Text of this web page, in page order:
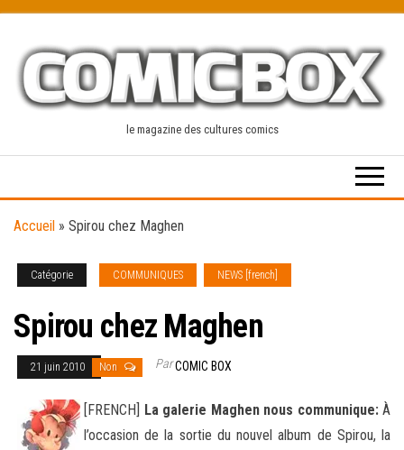
content
le magazine des cultures comics
Accueil » Spirou chez Maghen
Catégorie COMMUNIQUES NEWS [french]
Spirou chez Maghen
21 juin 2010 Non ParCOMIC BOX
[FRENCH] La galerie Maghen nous communique:À
l’occasion de la sortie du nouvel album de Spirou, la